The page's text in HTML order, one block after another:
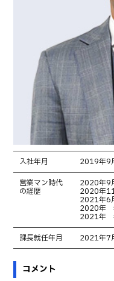
入社年月
2019年9
営業マン時代
の経歴
2020年9
2020年
2021年6
2020年
2021年
課長就任年月
2021年7
コメント